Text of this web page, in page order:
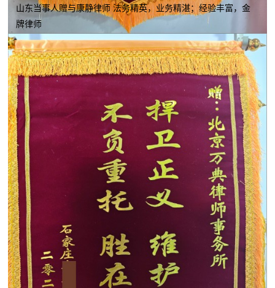
山东当事人赠与康静律师 法务精英，业务精湛；经验丰富，金
牌律师